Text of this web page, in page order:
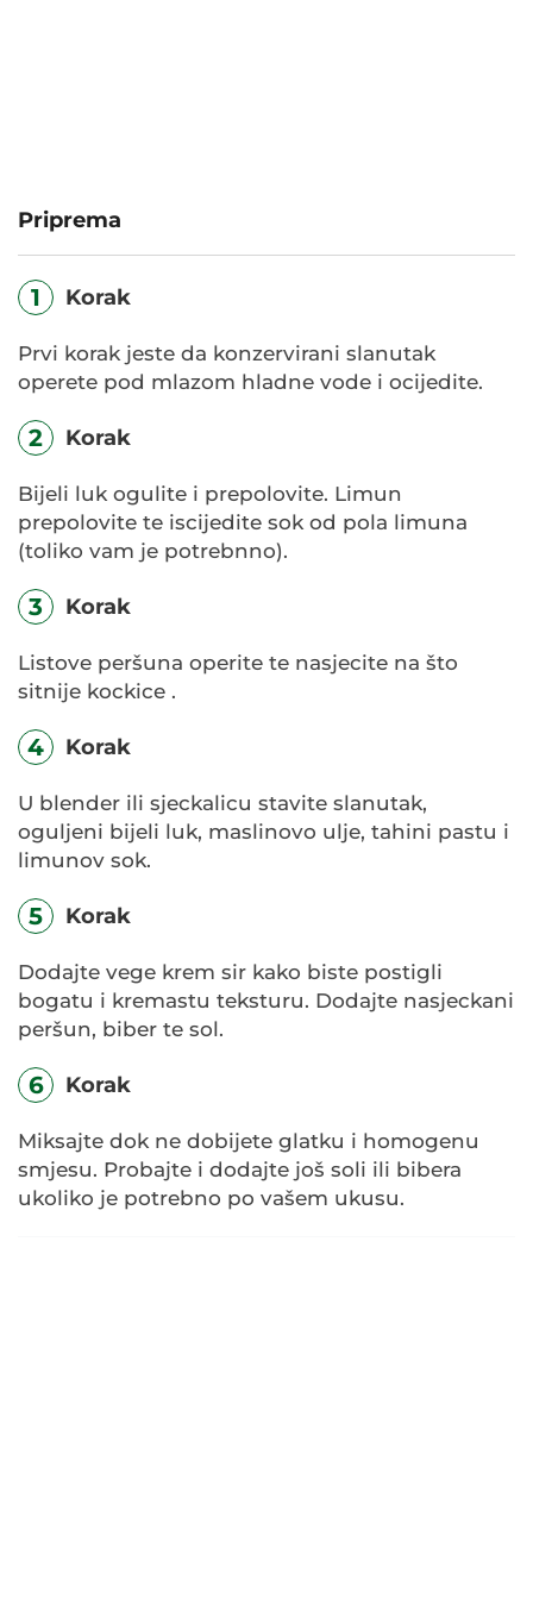
Priprema
1 Korak
Prvi korak jeste da konzervirani slanutak
operete pod mlazom hladne vode i ocijedite.
2 Korak
Bijeli luk ogulite i prepolovite. Limun
prepolovite te iscijedite sok od pola limuna
(toliko vam je potrebnno).
3 Korak
Listove peršuna operite te nasjecite na što
sitnije kockice .
4 Korak
U blender ili sjeckalicu stavite slanutak,
oguljeni bijeli luk, maslinovo ulje, tahini pastu i
limunov sok.
5 Korak
Dodajte vege krem sir kako biste postigli
bogatu i kremastu teksturu. Dodajte nasjeckani
peršun, biber te sol.
6 Korak
Miksajte dok ne dobijete glatku i homogenu
smjesu. Probajte i dodajte još soli ili bibera
ukoliko je potrebno po vašem ukusu.